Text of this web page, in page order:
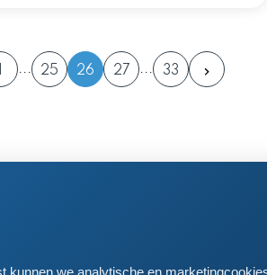
25 26 27 33
we analytische en